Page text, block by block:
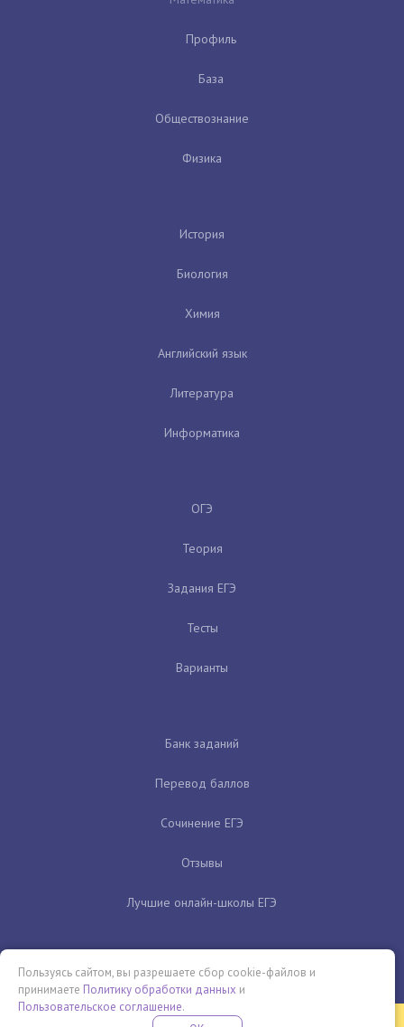
Профиль
База
Обществознание
Физика
История
Биология
Химия
Английский язык
Литература
Информатика
ОГЭ
Теория
Задания ЕГЭ
Тесты
Варианты
Банк заданий
Перевод баллов
Сочинение ЕГЭ
Отзывы
Лучшие онлайн-школы ЕГЭ
Пользуясь сайтом, вы разрешаете сбор cookie-файлов и
принимаете Политику обработки данных и
Пользовательское соглашение.